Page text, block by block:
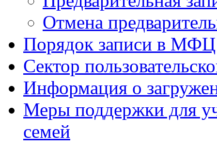
Отмена
Порядок записи в МФЦ
Сектор
Информация о
Меры поддержки для
семей